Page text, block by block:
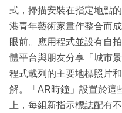
式，掃描安裝在指定地點
港青年藝術家畫作整合而
眼前。應用程式並設有自
體平台與朋友分享「城市
程式載列的主要地標照片
解。「AR時鐘」設置於這
上，每組新指示標誌配有